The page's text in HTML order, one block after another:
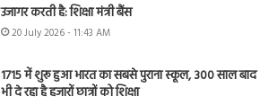
उजागर करती है: शिक्षा मंत्री बैंस
20 July 2026 - 11:43 AM
1715 में शुरू हुआ भारत का सबसे पुराना स्कूल, 300 साल बाद
भी दे रहा है हजारों छात्रों को शिक्षा